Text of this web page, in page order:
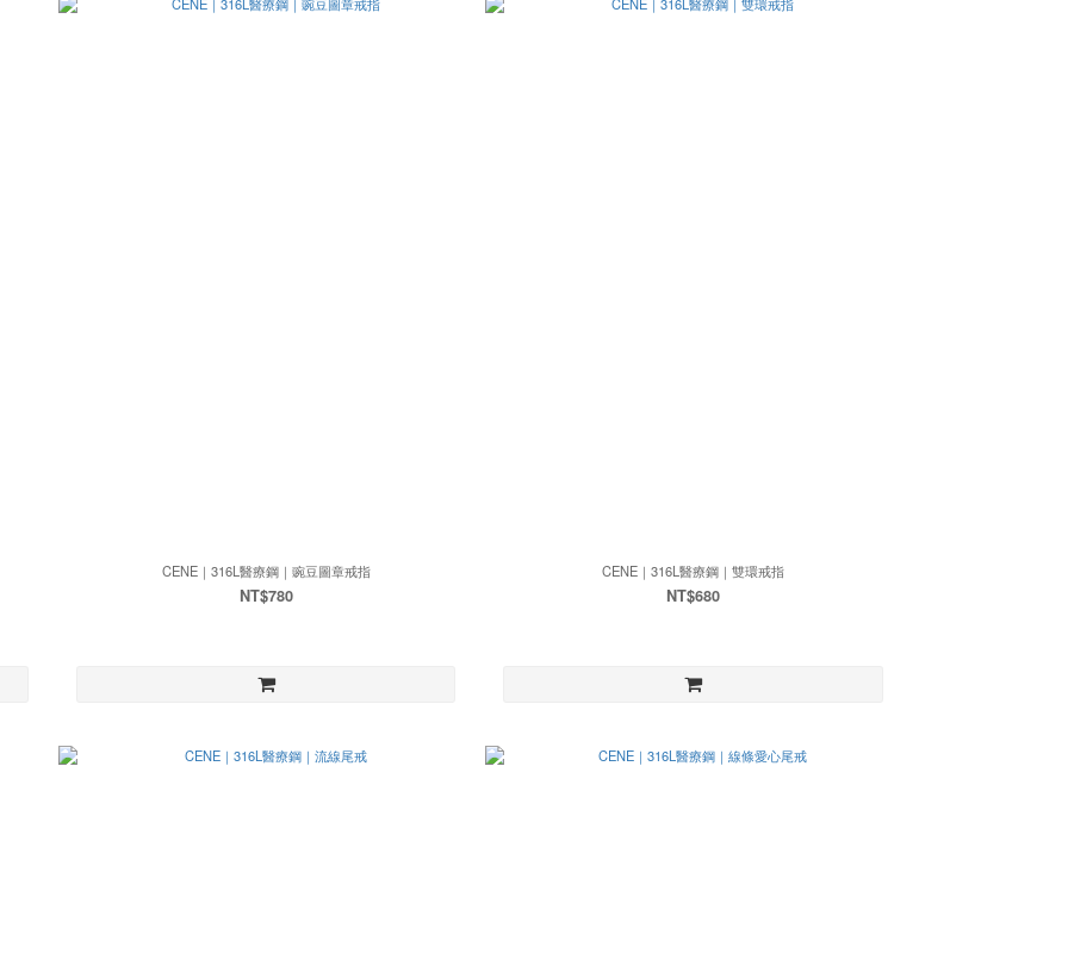
CENE｜316L醫療鋼｜豌豆圖章戒指
NT$780
CENE｜316L醫療鋼｜雙環戒指
NT$680